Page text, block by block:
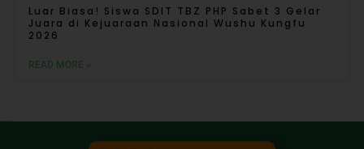
Luar Biasa! Siswa SDIT TBZ PHP Sabet 3 Gelar
Juara di Kejuaraan Nasional Wushu Kungfu
2026
READ MORE »